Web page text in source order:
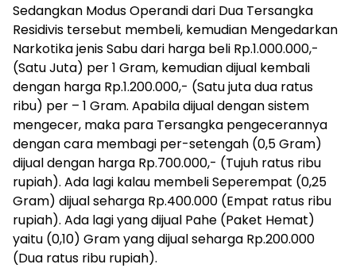
Sedangkan Modus Operandi dari Dua Tersangka
Residivis tersebut membeli, kemudian Mengedarkan
Narkotika jenis Sabu dari harga beli Rp.1.000.000,-
(Satu Juta) per 1 Gram, kemudian dijual kembali
dengan harga Rp.1.200.000,- (Satu juta dua ratus
ribu) per – 1 Gram. Apabila dijual dengan sistem
mengecer, maka para Tersangka pengecerannya
dengan cara membagi per-setengah (0,5 Gram)
dijual dengan harga Rp.700.000,- (Tujuh ratus ribu
rupiah). Ada lagi kalau membeli Seperempat (0,25
Gram) dijual seharga Rp.400.000 (Empat ratus ribu
rupiah). Ada lagi yang dijual Pahe (Paket Hemat)
yaitu (0,10) Gram yang dijual seharga Rp.200.000
(Dua ratus ribu rupiah).